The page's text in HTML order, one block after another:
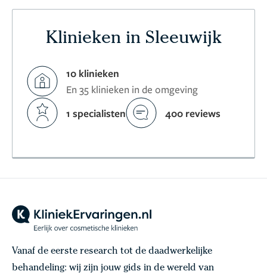
Klinieken in Sleeuwijk
10 klinieken
En 35 klinieken in de omgeving
1 specialisten
400 reviews
Vanaf de eerste research tot de daadwerkelijke
behandeling: wij zijn jouw gids in de wereld van